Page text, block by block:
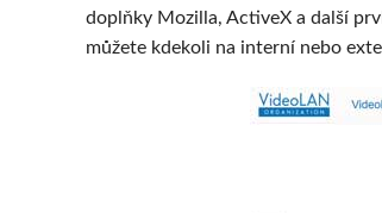
doplňky Mozilla, ActiveX a další
můžete kdekoli na interní nebo